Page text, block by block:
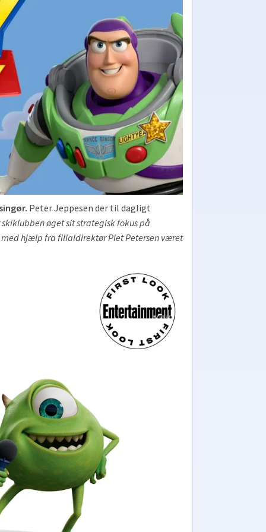
Peter Jeppesen der til dagligt
skiklubben øget sit strategisk fokus på
med hjælp fra filialdirektør Piet Petersen været